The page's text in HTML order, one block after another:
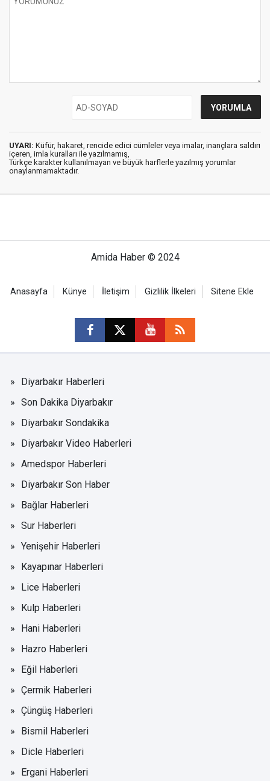
UYARI: Küfür, hakaret, rencide edici cümleler veya imalar, inançlara saldırı
içeren, imla kuralları ile yazılmamış,
Türkçe karakter kullanılmayan ve büyük harflerle yazılmış yorumlar
onaylanmamaktadır.
Amida Haber © 2024
Anasayfa Künye İletişim Gizlilik İlkeleri Sitene Ekle
Diyarbakır Haberleri
Son Dakika Diyarbakır
Diyarbakır Sondakika
Diyarbakır Video Haberleri
Amedspor Haberleri
Diyarbakır Son Haber
Bağlar Haberleri
Sur Haberleri
Yenişehir Haberleri
Kayapınar Haberleri
Lice Haberleri
Kulp Haberleri
Hani Haberleri
Hazro Haberleri
Eğil Haberleri
Çermik Haberleri
Çüngüş Haberleri
Bismil Haberleri
Dicle Haberleri
Ergani Haberleri